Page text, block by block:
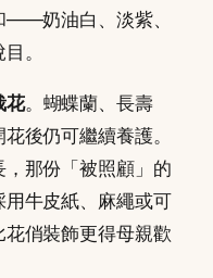
——奶油白、淡紫、
。
花。蝴蝶蘭、長壽
後仍可繼續養護。
那份「被照顧」的
牛皮紙、麻繩或可
俏裝飾更得母親歡